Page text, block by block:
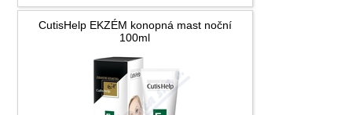
CutisHelp EKZÉM konopná mast noční
100ml